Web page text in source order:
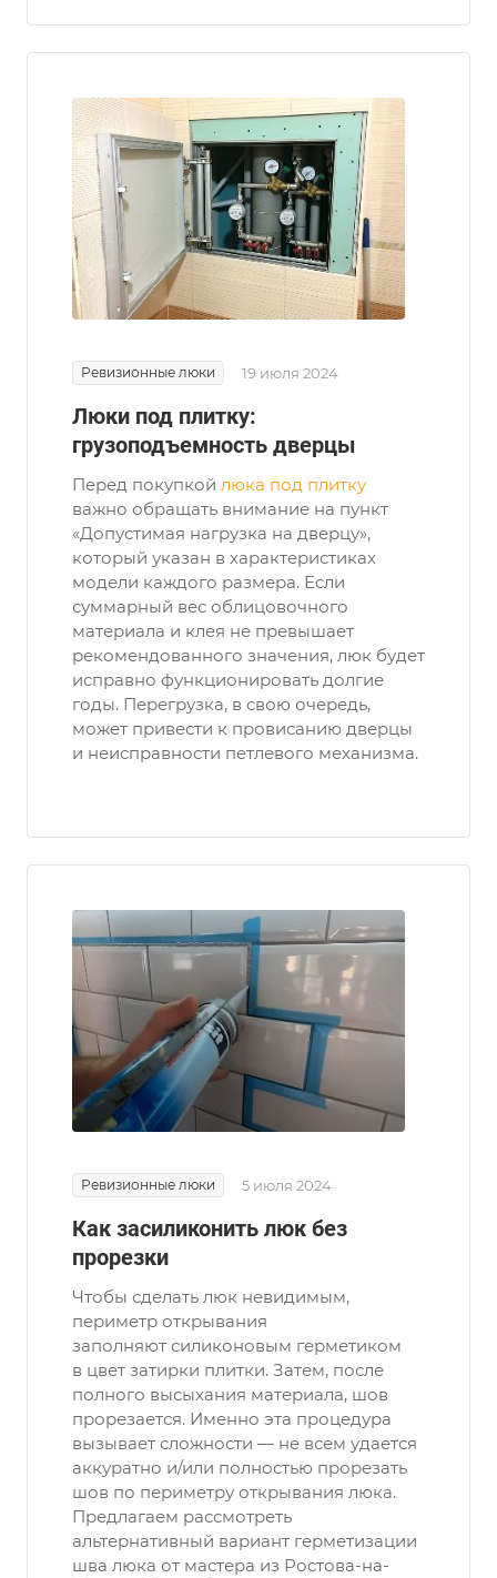
Ревизионные люки 19 июля 2024
Люки под плитку:
грузоподъемность дверцы
Перед покупкой люка под плитку
важно обращать внимание на пункт
«Допустимая нагрузка на дверцу»,
который указан в характеристиках
модели каждого размера. Если
суммарный вес облицовочного
материала и клея не превышает
рекомендованного значения, люк будет
исправно функционировать долгие
годы. Перегрузка, в свою очередь,
может привести к провисанию дверцы
и неисправности петлевого механизма.
Ревизионные люки 5 июля 2024
Как засиликонить люк без
прорезки
Чтобы сделать люк невидимым,
периметр открывания
заполняют силиконовым герметиком
в цвет затирки плитки. Затем, после
полного высыхания материала, шов
прорезается. Именно эта процедура
вызывает сложности — не всем удается
аккуратно и/или полностью прорезать
шов по периметру открывания люка.
Предлагаем рассмотреть
альтернативный вариант герметизации
шва люка от мастера из Ростова-на-